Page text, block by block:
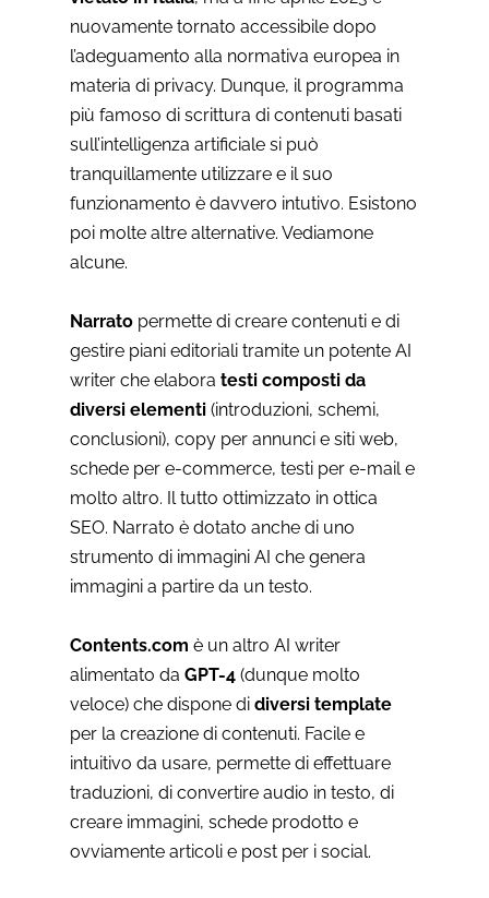
nuovamente tornato accessibile dopo
l’adeguamento alla normativa europea in
materia di privacy. Dunque, il programma
più famoso di scrittura di contenuti basati
sull’intelligenza artificiale si può
tranquillamente utilizzare e il suo
funzionamento è davvero intutivo. Esistono
poi molte altre alternative. Vediamone
alcune.
Narrato permette di creare contenuti e di
gestire piani editoriali tramite un potente AI
writer che elabora testi composti da
diversi elementi (introduzioni, schemi,
conclusioni), copy per annunci e siti web,
schede per e-commerce, testi per e-mail e
molto altro. Il tutto ottimizzato in ottica
SEO. Narrato è dotato anche di uno
strumento di immagini AI che genera
immagini a partire da un testo.
Contents.com è un altro AI writer
alimentato da GPT-4 (dunque molto
veloce) che dispone di diversi template
per la creazione di contenuti. Facile e
intuitivo da usare, permette di effettuare
traduzioni, di convertire audio in testo, di
creare immagini, schede prodotto e
ovviamente articoli e post per i social.